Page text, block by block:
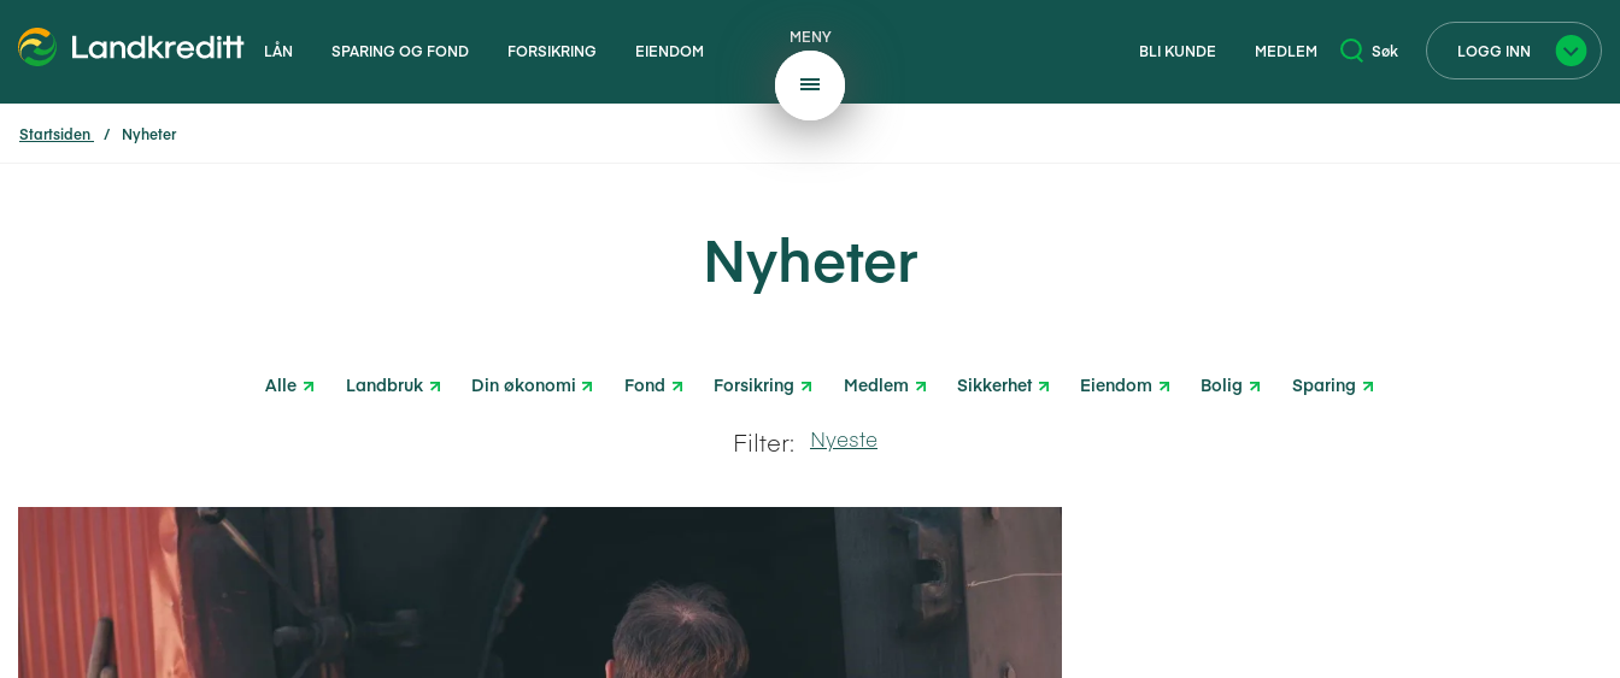
LÅN SPARING OG FOND FORSIKRING EIENDOM
MENY
BLI KUNDE MEDLEM Søk LOGG INN
Startsiden Nyheter
Nyheter
Alle Landbruk Din økonomi Fond Forsikring Medlem Sikkerhet Eiendom Bolig Sparing
Filter:
Nyeste